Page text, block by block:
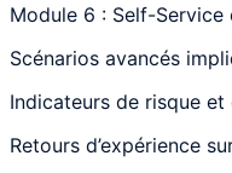
Module 6 : Self-Service
Scénarios avancés
Indicateurs de risque
Retours d’expérience